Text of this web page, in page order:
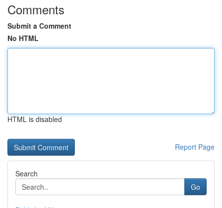
Comments
Submit a Comment
No HTML
HTML is disabled
Report Page
Search
Go